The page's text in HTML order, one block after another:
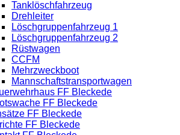
Tanklöschfahrzeug
Drehleiter
Löschgruppenfahrzeug 1
Löschgruppenfahrzeug 2
Rüstwagen
CCFM
Mehrzweckboot
Mannschaftstransportwagen
FF Bleckede
FF Bleckede
FF Bleckede
FF Bleckede